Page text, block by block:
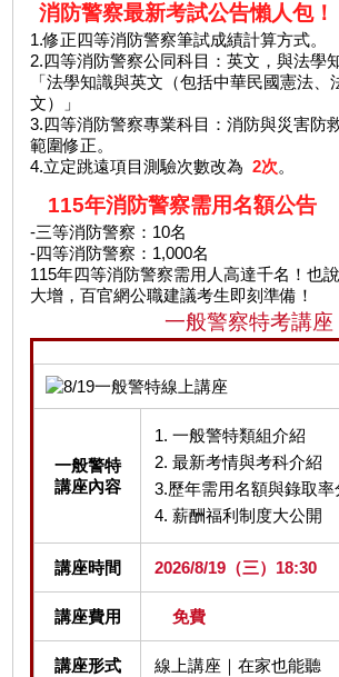
消防警察最新考試公告懶人包！
1.修正四等消防警察筆試成績計算方式。
2.四等消防警察公同科目：英文，與法學
「法學知識與英文（包括中華民國憲法、
文）」
3.四等消防警察專業科目：消防與災害防
範圍修正。
4.立定跳遠項目測驗次數改為 2次。
115年消防警察需用名額公告
-三等消防警察：10名
-四等消防警察：1,000名
115年四等消防警察需用人高達千名！也
大增，百官網公職建議考生即刻準備！
一般警察特考講座
一般警特
講座內容
1. 一般警特類組介紹
2. 最新考情與考科介紹
3.歷年需用名額與錄取率
4. 薪酬福利制度大公開
講座時間 2026/8/19（三）18:30
講座費用 免費
講座形式 線上講座｜在家也能聽